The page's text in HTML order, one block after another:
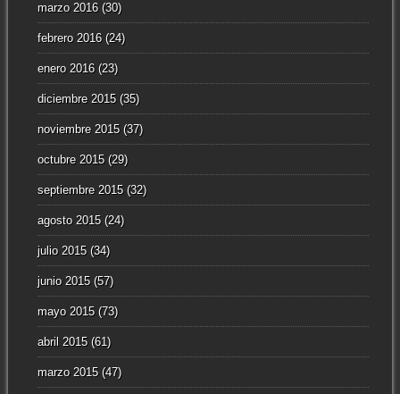
marzo 2016(30)
febrero 2016(24)
enero 2016(23)
diciembre 2015(35)
noviembre 2015(37)
octubre 2015(29)
septiembre 2015(32)
agosto 2015(24)
julio 2015(34)
junio 2015(57)
mayo 2015(73)
abril 2015(61)
marzo 2015(47)